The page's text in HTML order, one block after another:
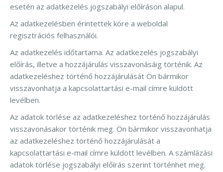
esetén az adatkezelés jogszabályi előíráson alapul.
Az adatkezelésben érintettek köre a weboldal
regisztrációs felhasználói.
Az adatkezelés időtartama. Az adatkezelés jogszabályi
előírás, illetve a hozzájárulás visszavonásáig történik. Az
adatkezeléshez történő hozzájárulását Ön bármikor
visszavonhatja a kapcsolattartási e-mail címre küldött
levélben.
Az adatok törlése az adatkezeléshez történő hozzájárulás
visszavonásakor történik meg. Ön bármikor visszavonhatja
az adatkezeléshez történő hozzájárulását a
kapcsolattartási e-mail címre küldött levélben. A számlázási
adatok törlése jogszabályi előírás szerint történhet meg.